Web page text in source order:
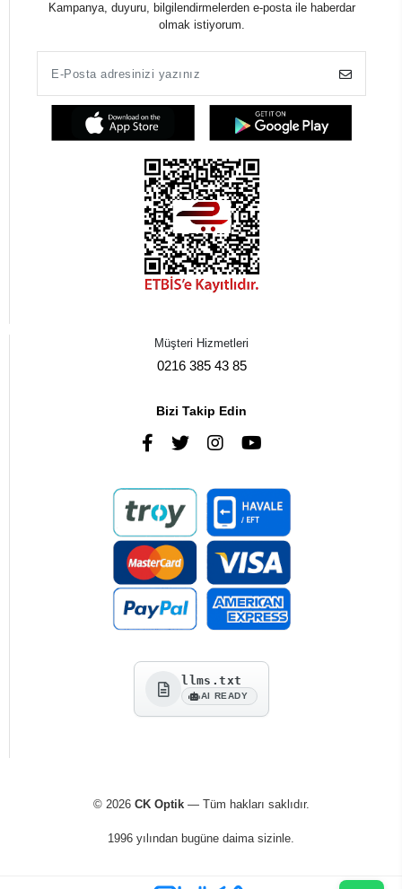
Kampanya, duyuru, bilgilendirmelerden e-posta ile haberdar
olmak istiyorum.
Müşteri Hizmetleri
0216 385 43 85
Bizi Takip Edin
llms.txt
AI READY
© 2026 CK Optik— Tüm hakları saklıdır.
1996 yılından bugüne daima sizinle.